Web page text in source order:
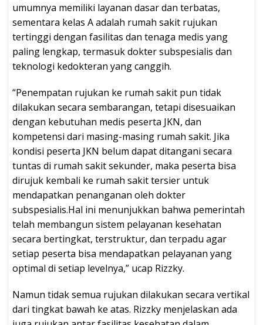
umumnya memiliki layanan dasar dan terbatas,
sementara kelas A adalah rumah sakit rujukan
tertinggi dengan fasilitas dan tenaga medis yang
paling lengkap, termasuk dokter subspesialis dan
teknologi kedokteran yang canggih.
“Penempatan rujukan ke rumah sakit pun tidak
dilakukan secara sembarangan, tetapi disesuaikan
dengan kebutuhan medis peserta JKN, dan
kompetensi dari masing-masing rumah sakit. Jika
kondisi peserta JKN belum dapat ditangani secara
tuntas di rumah sakit sekunder, maka peserta bisa
dirujuk kembali ke rumah sakit tersier untuk
mendapatkan penanganan oleh dokter
subspesialis.Hal ini menunjukkan bahwa pemerintah
telah membangun sistem pelayanan kesehatan
secara bertingkat, terstruktur, dan terpadu agar
setiap peserta bisa mendapatkan pelayanan yang
optimal di setiap levelnya,” ucap Rizzky.
Namun tidak semua rujukan dilakukan secara vertikal
dari tingkat bawah ke atas. Rizzky menjelaskan ada